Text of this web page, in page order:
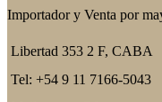
Importador y Venta por
Libertad 353 2 F, CABA
Tel: +54 9 11 7166-5043